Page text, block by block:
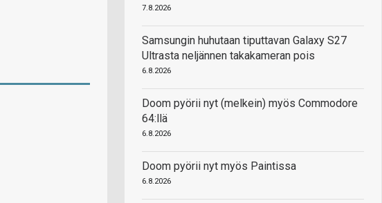
7.8.2026
Samsungin huhutaan tiputtavan Galaxy S27
Ultrasta neljännen takakameran pois
6.8.2026
Doom pyörii nyt (melkein) myös Commodore
64:llä
6.8.2026
Doom pyörii nyt myös Paintissa
6.8.2026